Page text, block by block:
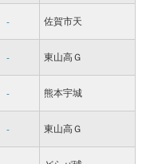
- 佐賀市天
- 東山高Ｇ
- 熊本宇城
- 東山高Ｇ